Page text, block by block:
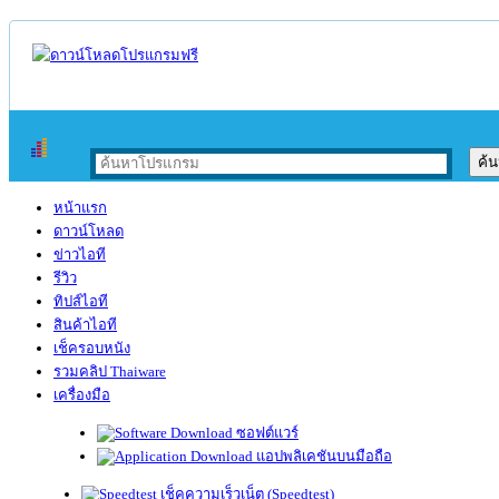
หน้าแรก
ดาวน์โหลด
ข่าวไอที
รีวิว
ทิปส์ไอที
สินค้าไอที
เช็ครอบหนัง
รวมคลิป Thaiware
เครื่องมือ
ซอฟต์แวร์
แอปพลิเคชันบนมือถือ
เช็คความเร็วเน็ต (Speedtest)